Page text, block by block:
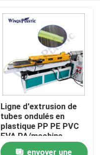
Ligne d'extrusion de
tubes ondulés en
plastique PP PE PVC
EVA PA/machine
d'extrusion de tubes
envoyer une